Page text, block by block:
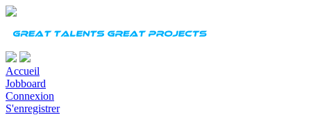
Accueil
Jobboard
Connexion
S'enregistrer